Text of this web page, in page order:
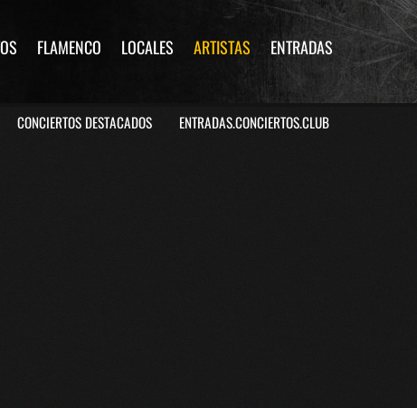
FLAMENCO LOCALES ARTISTAS ENTRADAS
CONCIERTOS DESTACADOS ENTRADAS.CONCIERTOS.CLUB